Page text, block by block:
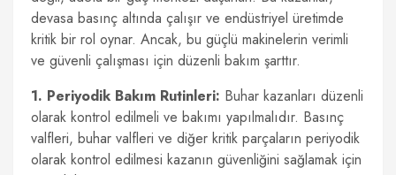
devasa basınç altında çalışır ve endüstriyel üretimde
kritik bir rol oynar. Ancak, bu güçlü makinelerin verimli
ve güvenli çalışması için düzenli bakım şarttır.
1. Periyodik Bakım Rutinleri: Buhar kazanları düzenli
olarak kontrol edilmeli ve bakımı yapılmalıdır. Basınç
valfleri, buhar valfleri ve diğer kritik parçaların periyodik
olarak kontrol edilmesi kazanın güvenliğini sağlamak için